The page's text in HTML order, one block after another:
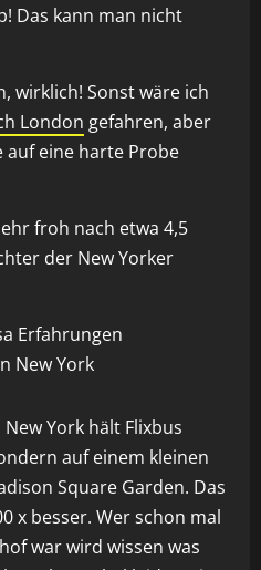
Das kann man nicht
wirklich! Sonst wäre ich
London gefahren, aber
auf eine harte Probe
froh nach etwa 4,5
der New Yorker
New York
York hält Flixbus
auf einem kleinen
Square Garden. Das
x besser. Wer schon mal
war wird wissen was